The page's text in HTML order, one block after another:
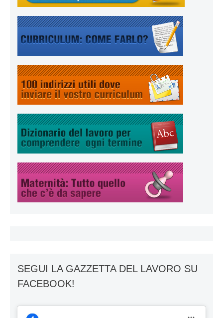
SEGUI LA GAZZETTA DEL LAVORO SU
FACEBOOK!